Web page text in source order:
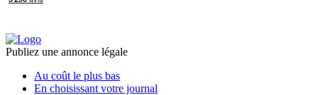
Publiez une annonce légale
Au coût le plus bas
En choisissant votre journal